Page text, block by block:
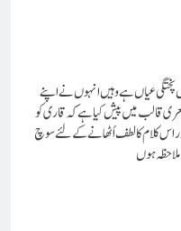
عیاں ہے وہیں انہوں نے اپنے
قالب میں پیش کیا ہے کہ قاری کو
اس کلام کا لطف اُٹھانے کے لئے سوچ
ملاحظہ ہوں